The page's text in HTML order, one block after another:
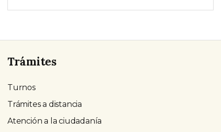
Trámites
Turnos
Trámites a distancia
Atención a la ciudadanía